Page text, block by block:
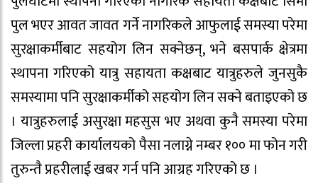
पुल भएर आवत जावत गर्ने नागरिकले आफुलाई समस्या परेमा
सुरक्षाकर्मीबाट सहयोग लिन सक्नेछन्, भने बसपार्क क्षेत्रमा
स्थापना गरिएको यात्रु सहायता कक्षबाट यात्रुहरुले जुनसुकै
समस्यामा पनि सुरक्षाकर्मीको सहयोग लिन सक्ने बताइएको छ
। यात्रुहरुलाई असुरक्षा महसुस भए अथवा कुनै समस्या परेमा
जिल्ला प्रहरी कार्यालयको पैसा नलाग्ने नम्बर १०० मा फोन गरी
तुरुन्तै प्रहरीलाई खबर गर्न पनि आग्रह गरिएको छ ।